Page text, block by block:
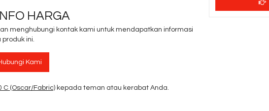
HARGA
menghubungi kontak kami untuk mendapatkan informasi
produk ini.
Kami
C (Oscar/Fabric) kepada teman atau kerabat Anda.